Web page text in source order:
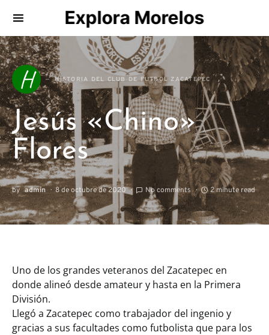
Explora Morelos
Search for:
H HISTORIA DEL CLUB DE FUTBOL ZACATEPEC
Jesús «Chino»
Flores
by admin 8 de octubre de 2020 No comments 2 minute read
Uno de los grandes veteranos del Zacatepec en
donde alineó desde amateur y hasta en la Primera
División.
Llegó a Zacatepec como trabajador del ingenio y
gracias a sus facultades como futbolista que para los